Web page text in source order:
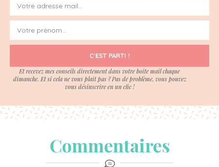
C'EST PARTI !
Et recevez mes conseils directement dans votre boite mail chaque
dimanche. Et si cela ne vous plait pas ? Pas de problème, vous pouvez
vous désinscrire en un clic !
Commentaires